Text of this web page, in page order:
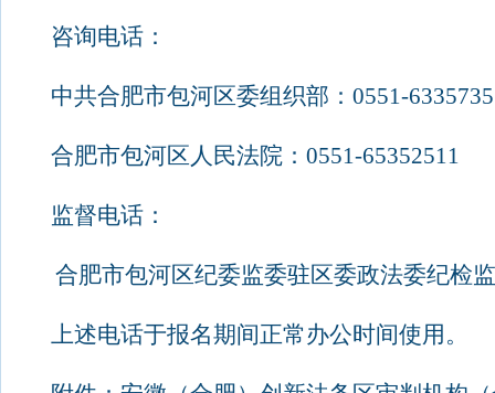
咨询电话：
中共合肥市包河区委组织部： 0551-
合肥市包河区人民法院： 0551-65352511
监督电话：
合肥市包河区纪委监委驻区委政法委纪检
上述电话于报名期间正常办公时间使用。